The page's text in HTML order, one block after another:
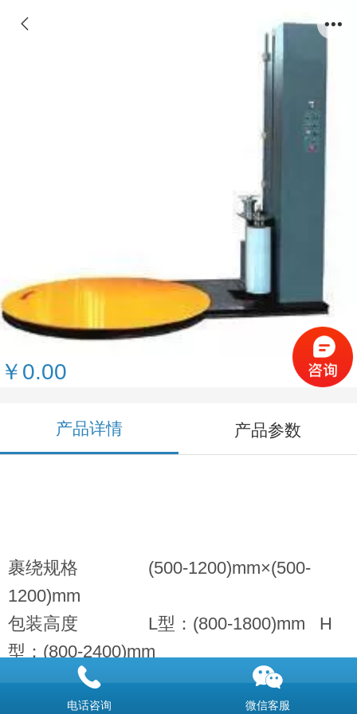
【信诺机械】XN1650F预拉伸缠绕机
￥0.00
产品详情 产品参数
裹绕规格 (500-1200)mm×(500-
1200)mm
包装高度 L型：(800-1800)mm H
型：(800-2400)mm
Y型：(800-高于2400)mm
电话咨询 微信客服